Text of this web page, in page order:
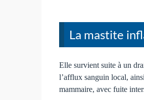
La mastite
Elle survient suite à un
l’afflux sanguin local,
mammaire, avec fuite